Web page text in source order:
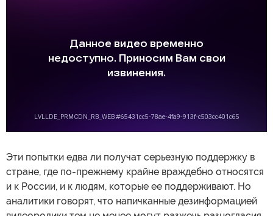
Эти попытки едва ли получат серьезную поддержку в
стране, где по-прежнему крайне враждебно относятся
и к России, и к людям, которые ее поддерживают. Но
аналитики говорят, что напичканные дезинформацией